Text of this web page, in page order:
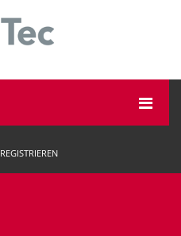
REGISTRIEREN